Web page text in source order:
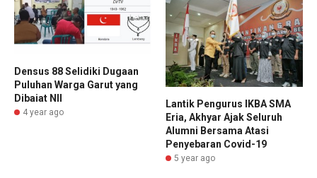
Densus 88 Selidiki Dugaan
Puluhan Warga Garut yang
Dibaiat NII
4 year ago
Lantik Pengurus IKBA SMA
Eria, Akhyar Ajak Seluruh
Alumni Bersama Atasi
Penyebaran Covid-19
5 year ago